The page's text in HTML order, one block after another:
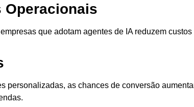
Operacionais
empresas que adotam agentes de IA reduzem
personalizadas, as chances de conversão